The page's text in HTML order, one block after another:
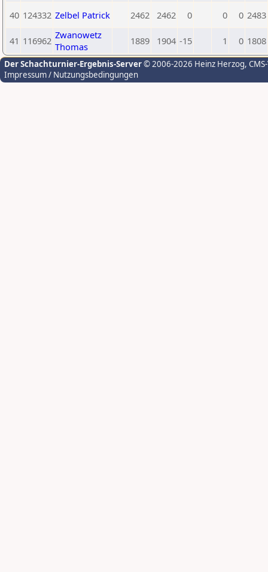
40 124332 Zelbel Patrick 2462 2462 0 0 0 2483
41 116962 Zwanowetz
Thomas
1889 1904 -15 1 0 1808
Der Schachturnier-Ergebnis-Server© 2006-2026 Heinz Herzog,
Impressum / Nutzungsbedingungen